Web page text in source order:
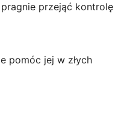
przejąć kontrolę
pomóc jej w złych